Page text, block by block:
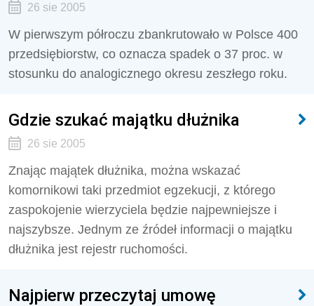
26 sie 2005
W pierwszym półroczu zbankrutowało w Polsce 400
przedsiębiorstw, co oznacza spadek o 37 proc. w
stosunku do analogicznego okresu zeszłego roku.
Gdzie szukać majątku dłużnika
26 sie 2005
Znając majątek dłużnika, można wskazać
komornikowi taki przedmiot egzekucji, z którego
zaspokojenie wierzyciela będzie najpewniejsze i
najszybsze. Jednym ze źródeł informacji o majątku
dłużnika jest rejestr ruchomości.
Najpierw przeczytaj umowę